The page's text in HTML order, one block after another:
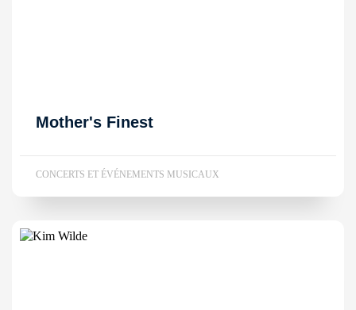
Mother's Finest
CONCERTS ET ÉVÉNEMENTS MUSICAUX